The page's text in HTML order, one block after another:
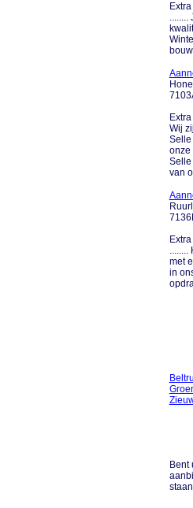
Wij
Selle
onze
Selle
van
met
in
Bent